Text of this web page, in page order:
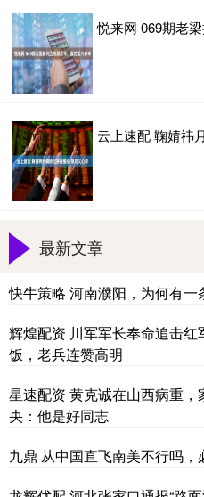
悦来网 069期老
云上速配 鞠婧祎
最新文章
快牛策略 河南濮阳，为何有一
辉煌配资 川军军长奉命追击
饭，老兵连赞高明
星速配资 黄克诚在山西病重
央：他是好同志
九鼎 从中国直飞南美不行吗，